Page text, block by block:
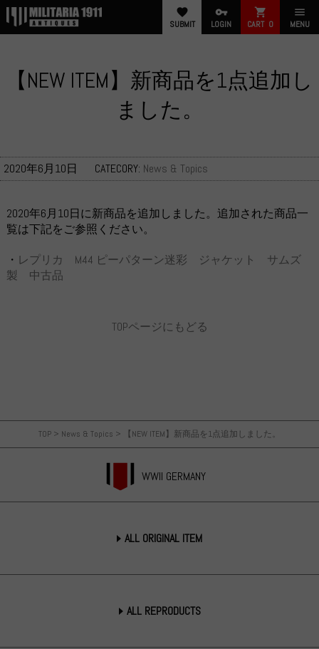
favorite
SUBMIT
vpn_key
LOGIN
shopping_cart
CART 0
menu
MENU
TOP > News & Topics > 【NEW ITEM】新商品を1点追加しました。
WWII GERMANY
ALL ORIGINAL ITEM
ALL REPRODUCTS
【NEW ITEM】新商品を1点追加し
ました。
2020年6月10日 CATECORY: News & Topics
2020年6月10日に新商品を追加しました。追加された商品一
覧は下記をご参照ください。
・ レプリカ M44 ピーパターン迷彩 ジャケット サムズ
製 中古品
TOPページにもどる